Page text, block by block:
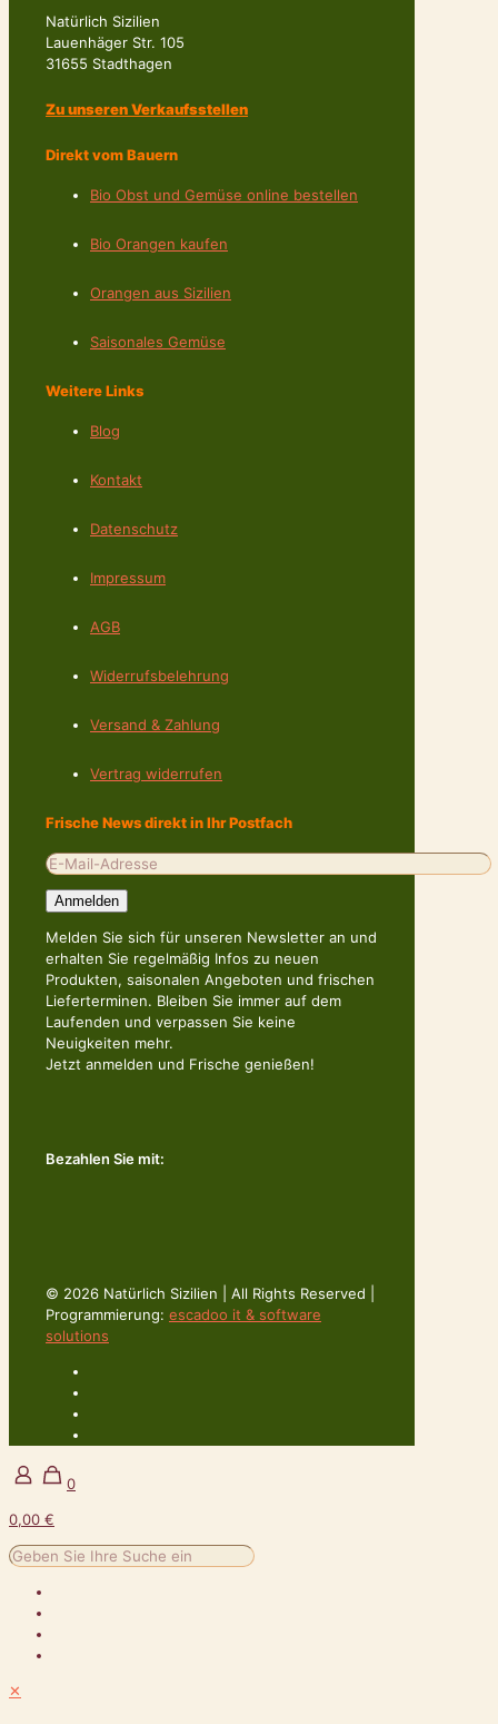
Natürlich Sizilien
Lauenhäger Str. 105
31655 Stadthagen
Zu unseren Verkaufsstellen
Direkt vom Bauern
Bio Obst und Gemüse online bestellen
Bio Orangen kaufen
Orangen aus Sizilien
Saisonales Gemüse
Weitere Links
Blog
Kontakt
Datenschutz
Impressum
AGB
Widerrufsbelehrung
Versand & Zahlung
Vertrag widerrufen
Frische News direkt in Ihr Postfach
Melden Sie sich für unseren Newsletter an und
erhalten Sie regelmäßig Infos zu neuen
Produkten, saisonalen Angeboten und frischen
Lieferterminen. Bleiben Sie immer auf dem
Laufenden und verpassen Sie keine
Neuigkeiten mehr.
Jetzt anmelden und Frische genießen!
Bezahlen Sie mit:
© 2026 Natürlich Sizilien | All Rights Reserved |
Programmierung: escadoo it & software
solutions
0
0,00 €
✕